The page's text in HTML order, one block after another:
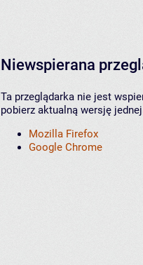
Niewspierana
Ta przeglądarka nie jest
pobierz aktualną wersję
Mozilla Firefox
Google Chrome